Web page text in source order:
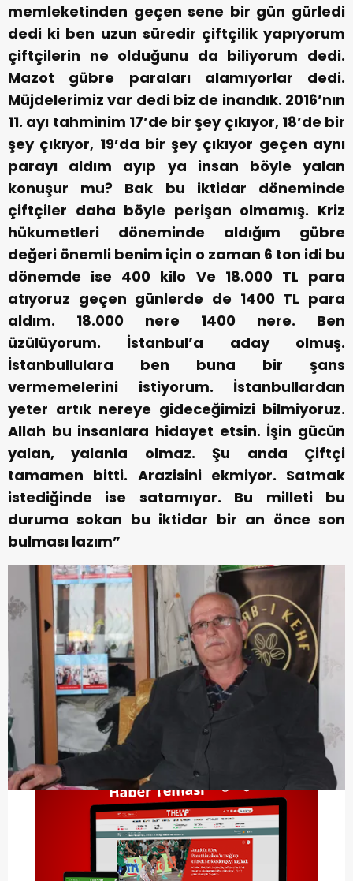
memleketinden geçen sene bir gün gürledi
dedi ki ben uzun süredir çiftçilik yapıyorum
çiftçilerin ne olduğunu da biliyorum dedi.
Mazot gübre paraları alamıyorlar dedi.
Müjdelerimiz var dedi biz de inandık. 2016’nın
11. ayı tahminim 17’de bir şey çıkıyor, 18’de bir
şey çıkıyor, 19’da bir şey çıkıyor geçen aynı
parayı aldım ayıp ya insan böyle yalan
konuşur mu? Bak bu iktidar döneminde
çiftçiler daha böyle perişan olmamış. Kriz
hükumetleri döneminde aldığım gübre
değeri önemli benim için o zaman 6 ton idi bu
dönemde ise 400 kilo Ve 18.000 TL para
atıyoruz geçen günlerde de 1400 TL para
aldım. 18.000 nere 1400 nere. Ben
üzülüyorum. İstanbul’a aday olmuş.
İstanbullulara ben buna bir şans
vermemelerini istiyorum. İstanbullardan
yeter artık nereye gideceğimizi bilmiyoruz.
Allah bu insanlara hidayet etsin. İşin gücün
yalan, yalanla olmaz. Şu anda Çiftçi
tamamen bitti. Arazisini ekmiyor. Satmak
istediğinde ise satamıyor. Bu milleti bu
duruma sokan bu iktidar bir an önce son
bulması lazım”